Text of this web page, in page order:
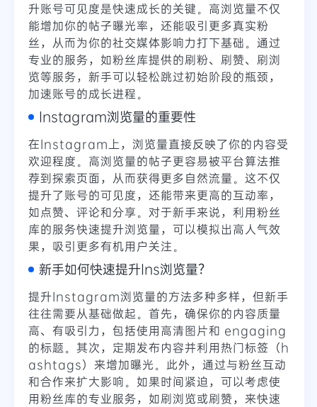
升账号可见度是快速成长的关键。高浏览量不仅
能增加你的帖子曝光率，还能吸引更多真实粉
丝，从而为你的社交媒体影响力打下基础。通过
专业的服务，如粉丝库提供的刷粉、刷赞、刷浏
览等服务，新手可以轻松跳过初始阶段的瓶颈，
加速账号的成长进程。
Instagram浏览量的重要性
在Instagram上，浏览量直接反映了你的内容受
欢迎程度。高浏览量的帖子更容易被平台算法推
荐到探索页面，从而获得更多自然流量。这不仅
提升了账号的可见度，还能带来更高的互动率，
如点赞、评论和分享。对于新手来说，利用粉丝
库的服务快速提升浏览量，可以模拟出高人气效
果，吸引更多有机用户关注。
新手如何快速提升Ins浏览量？
提升Instagram浏览量的方法多种多样，但新手
往往需要从基础做起。首先，确保你的内容质量
高、有吸引力，包括使用高清图片和 engaging
的标题。其次，定期发布内容并利用热门标签（h
ashtags）来增加曝光。此外，通过与粉丝互动
和合作来扩大影响。如果时间紧迫，可以考虑使
用粉丝库的专业服务，如刷浏览或刷赞，来快速